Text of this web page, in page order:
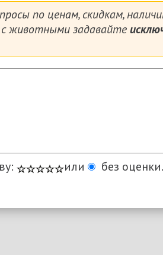
по ценам, скидкам,
животными задавайте
или без оценки.